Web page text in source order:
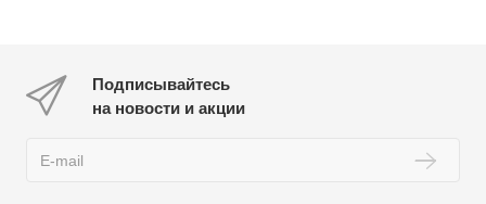
Подписывайтесь
на новости и акции